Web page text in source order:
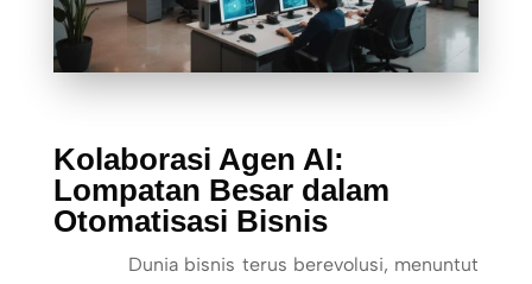
Kolaborasi Agen AI:
Lompatan Besar dalam
Otomatisasi Bisnis
Dunia bisnis terus berevolusi, menuntut